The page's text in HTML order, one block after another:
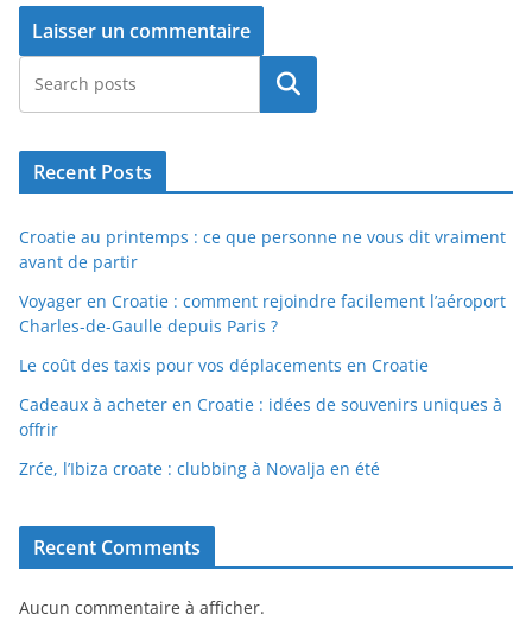
Rechercher
Recent Posts
Croatie au printemps : ce que personne ne vous dit vraiment
avant de partir
Voyager en Croatie : comment rejoindre facilement l’aéroport
Charles-de-Gaulle depuis Paris ?
Le coût des taxis pour vos déplacements en Croatie
Cadeaux à acheter en Croatie : idées de souvenirs uniques à
offrir
Zrće, l’Ibiza croate : clubbing à Novalja en été
Recent Comments
Aucun commentaire à afficher.